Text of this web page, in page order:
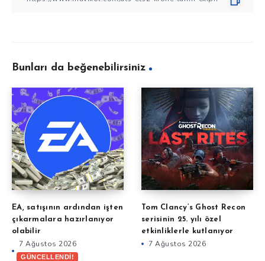
Bunları da beğenebilirsiniz
EA, satışının ardından işten
çıkarmalara hazırlanıyor
olabilir
7 Ağustos 2026
GÜNCELLENDİ!
Tom Clancy’s Ghost Recon
serisinin 25. yılı özel
etkinliklerle kutlanıyor
7 Ağustos 2026